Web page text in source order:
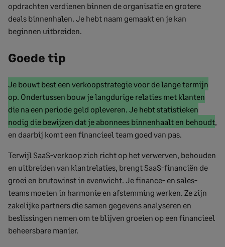
opdrachten verdienen binnen de organisatie en grotere
deals binnenhalen. Je hebt naam gemaakt en je kan
beginnen uitbreiden.
Goede tip
Begin
gemarkeerde
tekst
Je bouwt best een verkoopstrategie voor de lange termijn
op. Ondertussen bouw je langdurige relaties met klanten
die na een periode geld opleveren. Je hebt statistieken
nodig die bewijzen dat je abonnees binnenhaalt en behoudt,
en daarbij komt een financieel team goed van pas.
Terwijl SaaS-verkoop zich richt op het verwerven, behouden
en uitbreiden van klantrelaties, brengt SaaS-financiën de
groei en brutowinst in evenwicht. Je finance- en sales-
teams moeten in harmonie en afstemming werken. Ze zijn
zakelijke partners die samen gegevens analyseren en
beslissingen nemen om te blijven groeien op een financieel
beheersbare manier.